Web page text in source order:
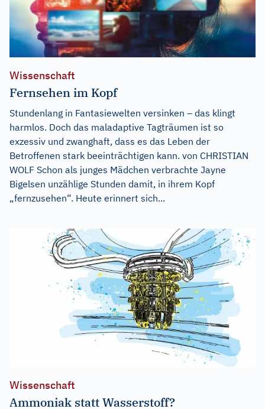
Wissenschaft
Fernsehen im Kopf
Stundenlang in Fantasiewelten versinken – das klingt
harmlos. Doch das maladaptive Tagträumen ist so
exzessiv und zwanghaft, dass es das Leben der
Betroffenen stark beeinträchtigen kann. von CHRISTIAN
WOLF Schon als junges Mädchen verbrachte Jayne
Bigelsen unzählige Stunden damit, in ihrem Kopf
„fernzusehen“. Heute erinnert sich...
Wissenschaft
Ammoniak statt Wasserstoff?